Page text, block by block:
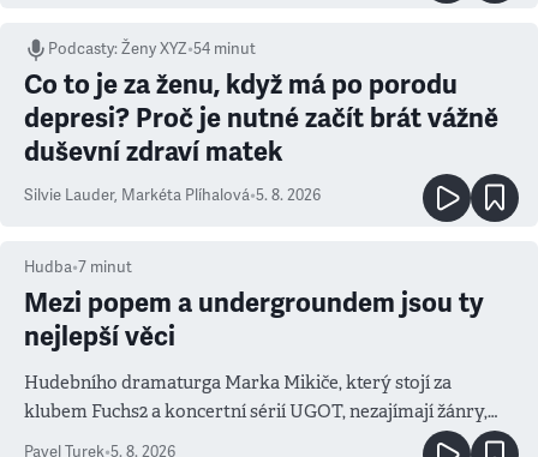
Podcasty:Ženy XYZ•54 minut
Co to je za ženu, když má po porodu
depresi? Proč je nutné začít brát vážně
duševní zdraví matek
Silvie Lauder, Markéta Plíhalová•5. 8. 2026
Hudba•7 minut
Mezi popem a undergroundem jsou ty
nejlepší věci
Hudebního dramaturga Marka Mikiče, který stojí za
klubem Fuchs2 a koncertní sérií UGOT, nezajímají žánry,
ale atmosféra
Pavel Turek•5. 8. 2026